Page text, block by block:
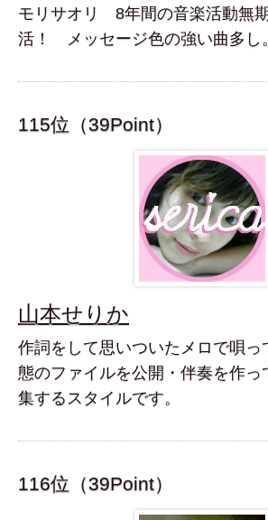
モリサオリ 8年間の音楽活動無
活！ メッセージ色の強い曲多し。
115位（39Point）
山本せりか
作詞をして思いついたメロで唄っ
態のファイルを公開・伴奏を作っ
集するスタイルです。
116位（39Point）